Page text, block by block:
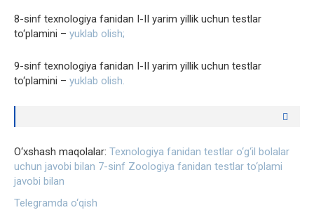
8-sinf texnologiya fanidan I-II yarim yillik uchun testlar
to‘plamini – yuklab olish;
9-sinf texnologiya fanidan I-II yarim yillik uchun testlar
to‘plamini – yuklab olish.
O‘xshash maqolalar: Texnologiya fanidan testlar o‘g‘il bolalar
uchun javobi bilan 7-sinf Zoologiya fanidan testlar to‘plami
javobi bilan
Telegramda o‘qish